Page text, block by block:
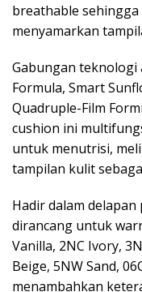
breathable
menyamarkan
Gabungan teknologi
Formula, Smart
Quadruple-Film
cushion ini
untuk menutrisi,
tampilan kulit
Hadir dalam
dirancang untuk
Vanilla, 2NC Ivory,
Beige, 5NW Sand,
menambahkan